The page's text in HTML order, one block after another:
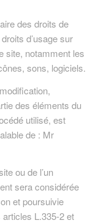
des droits de
d’usage sur
site, notamment les
sons, logiciels.
des éléments du
utilisé, est
de : Mr
ou de l’un
sera considérée
et poursuivie
L.335-2 et